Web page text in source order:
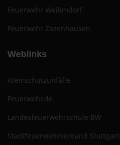
Feuerwehr Weilimdorf
Feuerwehr Zazenhausen
Weblinks
Atemschutzunfälle
Feuerwehr.de
Landesfeuerwehrschule BW
Stadtfeuerwehrverband Stuttgart